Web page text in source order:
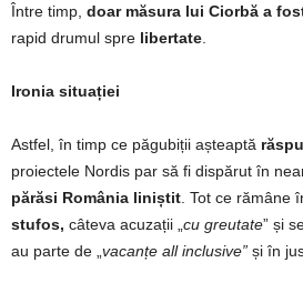
Între timp, doar măsura lui Ciorbă a
rapid drumul spre libertate
Ironia situației
Astfel, în timp ce păgubiții așteaptă
proiectele Nordis par să fi dispărut în
părăsi România liniștit . Tot ce rămâne
stufos, câteva acuzații „ cu greutate” și
au parte de „ vacanțe all inclusive” și în